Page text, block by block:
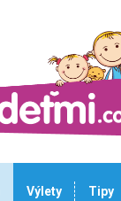
Výlety Tipy